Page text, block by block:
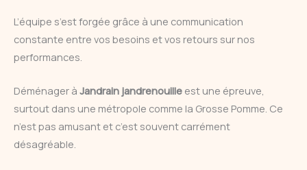
L’équipe s’est forgée grâce à une communication
constante entre vos besoins et vos retours sur nos
performances.
Déménager à Jandrain jandrenouille est une épreuve,
surtout dans une métropole comme la Grosse Pomme. Ce
n’est pas amusant et c’est souvent carrément
désagréable.